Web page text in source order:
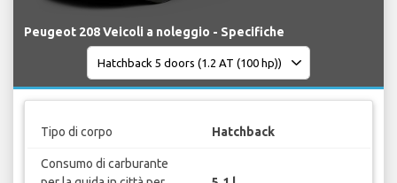
Peugeot 208 Veicoli a noleggio - Specifiche
Tipo di corpo Hatchback
Consumo di carburante